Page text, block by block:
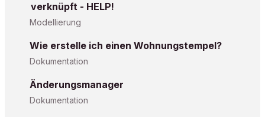
verknüpft - HELP!
Modellierung
Wie erstelle ich einen Wohnungstempel?
Dokumentation
Änderungsmanager
Dokumentation